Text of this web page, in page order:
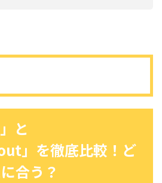
と
」を徹底比較！ど
合う？